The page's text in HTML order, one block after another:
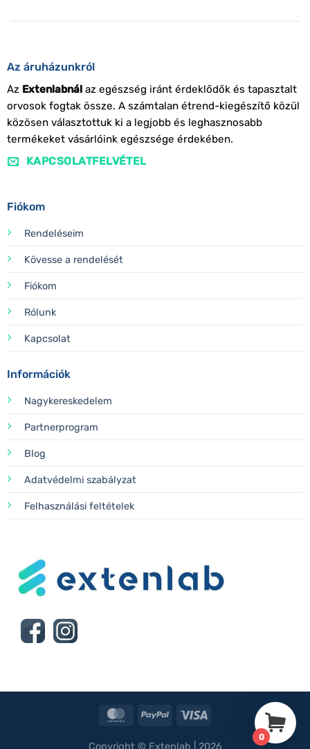
Az áruházunkról
Az Extenlabnálaz egészség iránt érdeklődők és tapasztalt
orvosok fogtak össze. A számtalan étrend-kiegészítő közül
közösen választottuk ki a legjobb és leghasznosabb
termékeket vásárlóink egészsége érdekében.
KAPCSOLATFELVÉTEL
Fiókom
Rendeléseim
Kövesse a rendelését
Fiókom
Rólunk
Kapcsolat
Információk
Nagykereskedelem
Partnerprogram
Blog
Adatvédelmi szabályzat
Felhasználási feltételek
MasterCardPayPal Visa
Copyright © Extenlab | 2026
0